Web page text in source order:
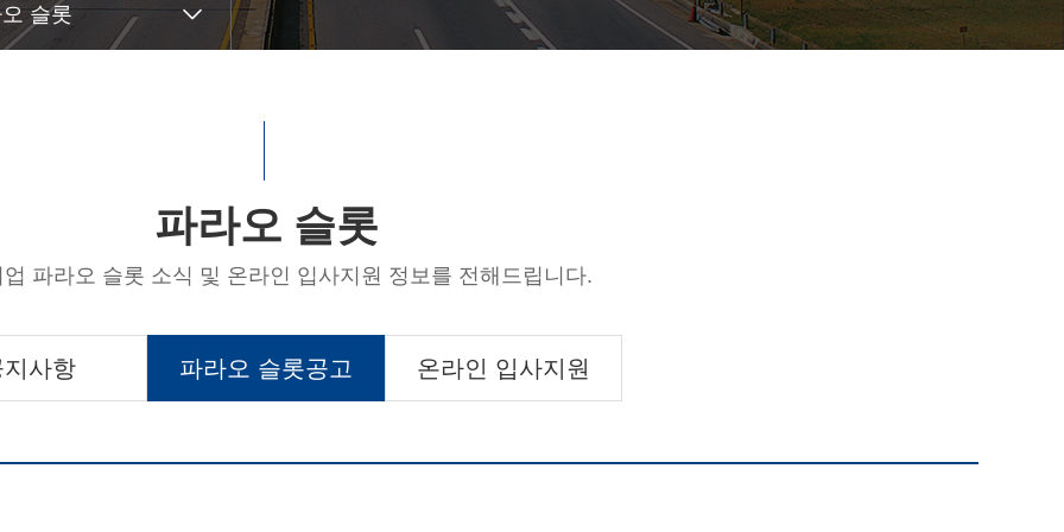
슬롯
파라오 슬롯
파라오 슬롯 소식 및 온라인 입사지원 정보를 전해드립니다.
지사항 파라오 슬롯공고 온라인 입사지원